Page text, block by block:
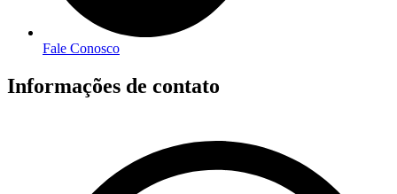
Fale Conosco
Informações de contato